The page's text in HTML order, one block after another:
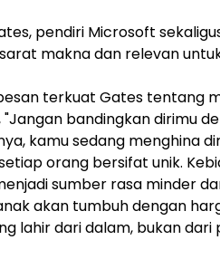
pendiri Microsoft
makna dan relevan
terkuat Gates tentang
bandingkan dirimu
kamu sedang menghina
orang bersifat unik.
sumber rasa minder
akan tumbuh dengan
lahir dari dalam, bukan dari